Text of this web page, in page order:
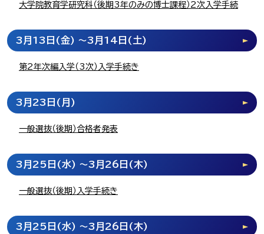
大学院教育学研究科（後期3年のみの博士課程）2次入学手続
3月13日 (金) ～3月14日 (土)
第2年次編入学（3次）入学手続き
3月23日 (月)
一般選抜（後期）合格者発表
3月25日 (水) ～3月26日 (木)
一般選抜（後期）入学手続き
3月25日 (水) ～3月26日 (木)